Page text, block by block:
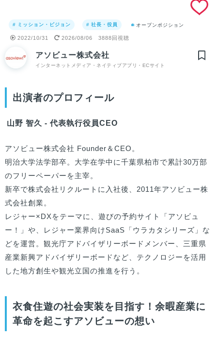
# ミッション・ビジョン # 社長・役員 オープンポジション
2022/10/31 2026/08/06 3888回視聴
アソビュー株式会社
インターネットメディア・ネイティブアプリ・ECサイト
出演者のプロフィール
山野 智久 - 代表執行役員CEO
アソビュー株式会社 Founder＆CEO。
明治大学法学部卒。大学在学中に千葉県柏市で累計30万部
のフリーペーパーを主宰。
新卒で株式会社リクルートに入社後、2011年アソビュー株
式会社創業。
レジャー×DXをテーマに、遊びの予約サイト「アソビュ
ー！」や、レジャー業界向けSaaS「ウラカタシリーズ」な
どを運営。観光庁アドバイザリーボードメンバー、三重県
産業新興アドバイザリーボードなど、テクノロジーを活用
した地方創生や観光立国の推進を行う。
衣食住遊の社会実装を目指す！余暇産業に
革命を起こすアソビューの想い